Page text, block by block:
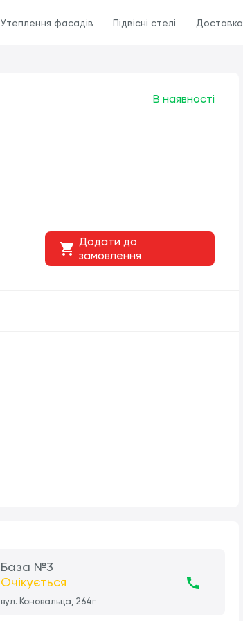
Утеплення фасадів Підвісні стелі Доставка
В наявності
Додати до
замовлення
База №3
Очікується
вул. Коновальца, 264г